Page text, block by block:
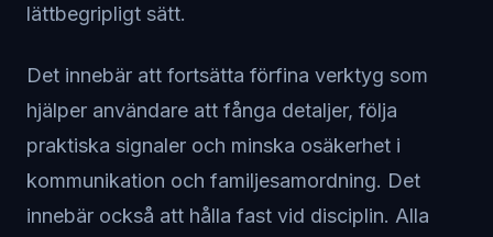
lättbegripligt sätt.
Det innebär att fortsätta förfina verktyg som
hjälper användare att fånga detaljer, följa
praktiska signaler och minska osäkerhet i
kommunikation och familjesamordning. Det
innebär också att hålla fast vid disciplin. Alla